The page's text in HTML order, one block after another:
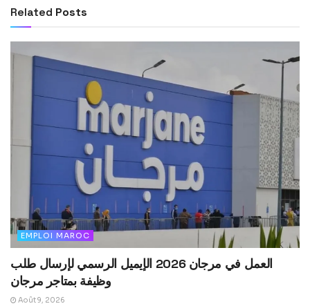
Related Posts
EMPLOI MAROC
العمل في مرجان 2026 الإيميل الرسمي لإرسال طلب
وظيفة بمتاجر مرجان
Août 9, 2026